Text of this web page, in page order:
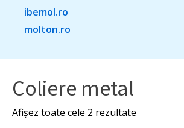
ibemol.ro
molton.ro
Coliere metal
Afișez toate cele 2 rezultate